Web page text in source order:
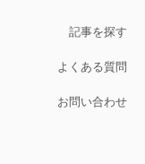
記事を探す
よくある質問
お問い合わせ